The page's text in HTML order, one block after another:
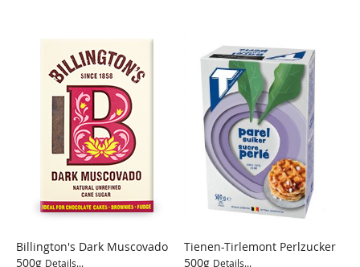
Billington's Dark Muscovado
500g Details...
Tienen-Tirlemont Perlzucker
500g Details...